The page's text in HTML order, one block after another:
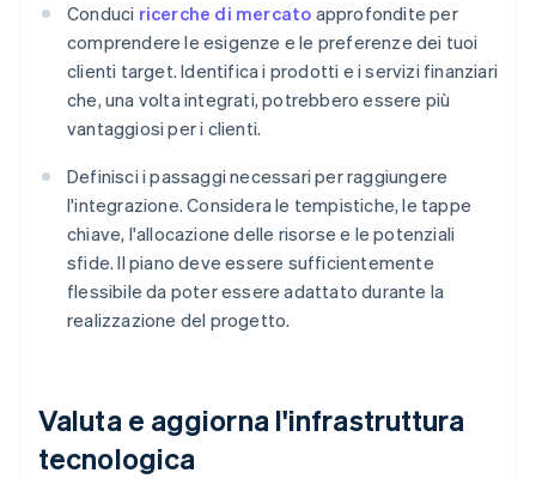
Conduci ricerche di mercato approfondite per
comprendere le esigenze e le preferenze dei tuoi
clienti target. Identifica i prodotti e i servizi finanziari
che, una volta integrati, potrebbero essere più
vantaggiosi per i clienti.
Definisci i passaggi necessari per raggiungere
l'integrazione. Considera le tempistiche, le tappe
chiave, l'allocazione delle risorse e le potenziali
sfide. Il piano deve essere sufficientemente
flessibile da poter essere adattato durante la
realizzazione del progetto.
Valuta e aggiorna l'infrastruttura
tecnologica